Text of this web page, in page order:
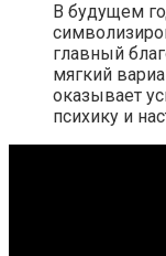
В будущем
главный
мягкий
оказывает
психику и